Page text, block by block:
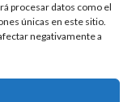
procesar datos como el
únicas en este sitio.
negativamente a